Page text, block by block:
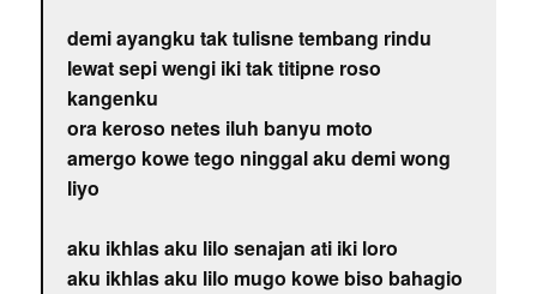
demi ayangku tak tulisne tembang rindu
lewat sepi wengi iki tak titipne roso
kangenku
ora keroso netes iluh banyu moto
amergo kowe tego ninggal aku demi wong
liyo
aku ikhlas aku lilo senajan ati iki loro
aku ikhlas aku lilo mugo kowe biso bahagio